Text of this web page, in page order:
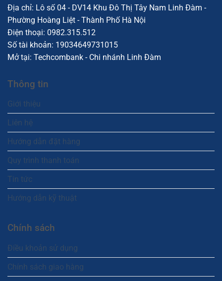
Địa chỉ: Lô số 04 - DV14 Khu Đô Thị Tây Nam Linh Đàm -
Phường Hoàng Liệt - Thành Phố Hà Nội
Điện thoại: 0982.315.512
Số tài khoản: 19034649731015
Mở tại: Techcombank - Chi nhánh Linh Đàm
Thông tin
Giới thiệu
Liên hệ
Hướng dẫn đặt hàng
Quy trình thanh toán
Tin tức
Hướng dẫn kỹ thuật
Chính sách
Điều khoản sử dụng
Chính sách giao hàng